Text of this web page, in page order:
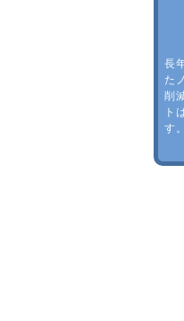
長
た
削
ト
す。